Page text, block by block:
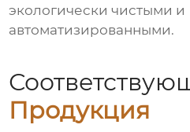
экологически чистыми и
автоматизированными.
Продукция